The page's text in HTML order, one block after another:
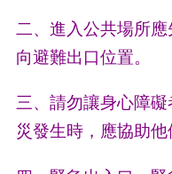
二、進入公共場所
向避難出口位置。
三、請勿讓身心障
災發生時，應協助他